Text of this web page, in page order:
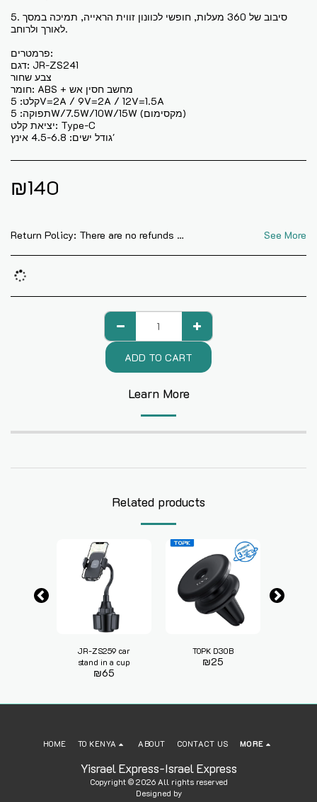
5. סיבוב של 360 מעלות, חופשי לכוונון זווית הראייה, תמיכה במסך
לאורך ולרוחב.
פרמטרים:
דגם: JR-ZS241
צבע שחור
חומר: ABS + מחשב חסין אש
קלט: 5V=2A / 9V=2A / 12V=1.5A
תפוקה: 5W/7.5W/10W/15W (מקסימום)
יציאת קלט: Type-C
גודל ישים: 4.5-6.8 אינץ'
₪140
Return Policy: There are no refunds on products. Unless they get corrupted or broken. See More
ADD TO CART
Learn More
Related products
JR-ZS259 car
stand in a cup
₪65
TOPK D30B
₪25
Yisrael Express-Israel Express
Copyright © 2026 All rights reserved
Designed by
HOME TO KENYA ABOUT CONTACT US MORE